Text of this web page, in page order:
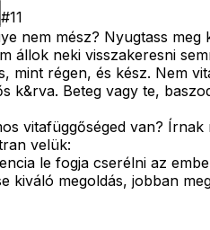
#11
nem mész? Nyugtass
állok neki visszakeresni
mint régen, és kész. Nem
k&rva. Beteg vagy te,
vitafüggőséged van?
velük:
le fogja cserélni az
kiváló megoldás, jobban